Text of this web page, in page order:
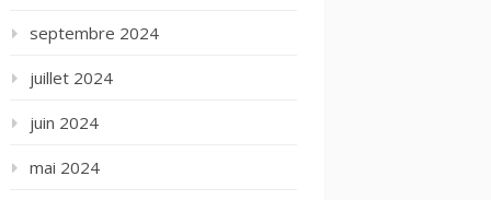
septembre 2024
juillet 2024
juin 2024
mai 2024